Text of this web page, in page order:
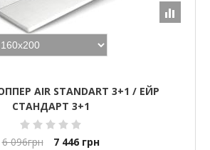
AIR STANDART 3+1 / ЕЙР
СТАНДАРТ 3+1
6 096грн 7 446 грн